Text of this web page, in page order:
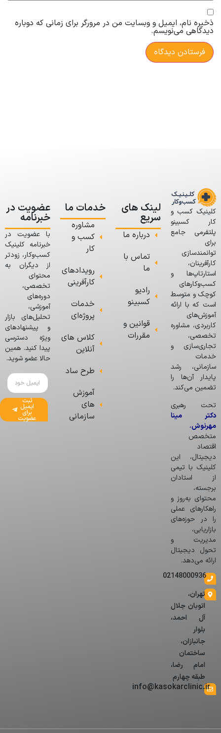
ذخیره نام، ایمیل و وبسایت من در مرورگر برای زمانی که دوباره
دیدگاهی می‌نویسم.
کلینیک کسب و
کار کسبینو
پلتفرمی جامع
برای
توانمندسازی
کارآفرینان،
استارتاپ‌ها و
کسب‌وکارهای
کوچک و متوسط
است که با ارائه
آموزش‌های
کاربردی، مشاوره
تخصصی،
تجاری‌سازی و
خدمات
سازمانی، رشد
پایدار آن‌ها را
تضمین می‌کند.
تحت رهبری
دکتر مینا
مهرنوش،
متخصص
اقتصاد
دیجیتال، این
کلینیک با تیمی
از استادان
برجسته،
محتوای به‌روز و
راهکارهای عملی
را در حوزه‌های
بازاریابی،
مدیریت و
تحول دیجیتال
ارائه می‌دهد.
02148000936
تهران،
اتوبان جلال
آل احمد،
بلوار
جانبازان،
ساختمان
امام رضا،
طبقه چهارم
info@kasokarclinic.ir
لینک های
سریع
درباره ما
تماس با
ما
رادیو
کسبینو
قوانین و
مقررات
خدمات ما
مشاوره
کسب و
کار
رویدادهای
کارآفرینی
خدمات
پروژه‌ای
کلاس های
آنلاین
طرح ساد
آموزش
های
سازمانی
عضویت در
خبرنامه
با عضویت در
خبرنامه کلینیک
کسب‌وکار، زودتر
از دیگران به
محتوای
تخصصی،
دوره‌های
آموزشی،
تحلیل‌های بازار
و پیشنهادهای
ویژه دسترسی
پیدا کنید. همین
حالا عضو شوید.
ثبت
ایمیل
برای
عضویت